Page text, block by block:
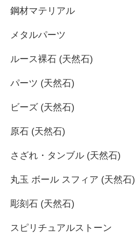
鋼材マテリアル
メタルパーツ
ルース裸石 (天然石)
パーツ (天然石)
ビーズ (天然石)
原石 (天然石)
さざれ・タンブル (天然石)
丸玉 ボール スフィア (天然石)
彫刻石 (天然石)
スピリチュアルストーン